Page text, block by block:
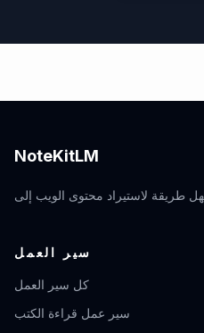
NoteKitLM
سير العمل
كل سير العمل
سير عمل قراءة الكتب